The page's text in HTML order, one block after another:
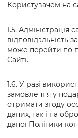
Користувачем на
1.5. Адміністрація
відповідальність
може перейти по
Сайті.
1.6. У разі
замовлення у
отримати згоду
даних, так і на
даної Політики